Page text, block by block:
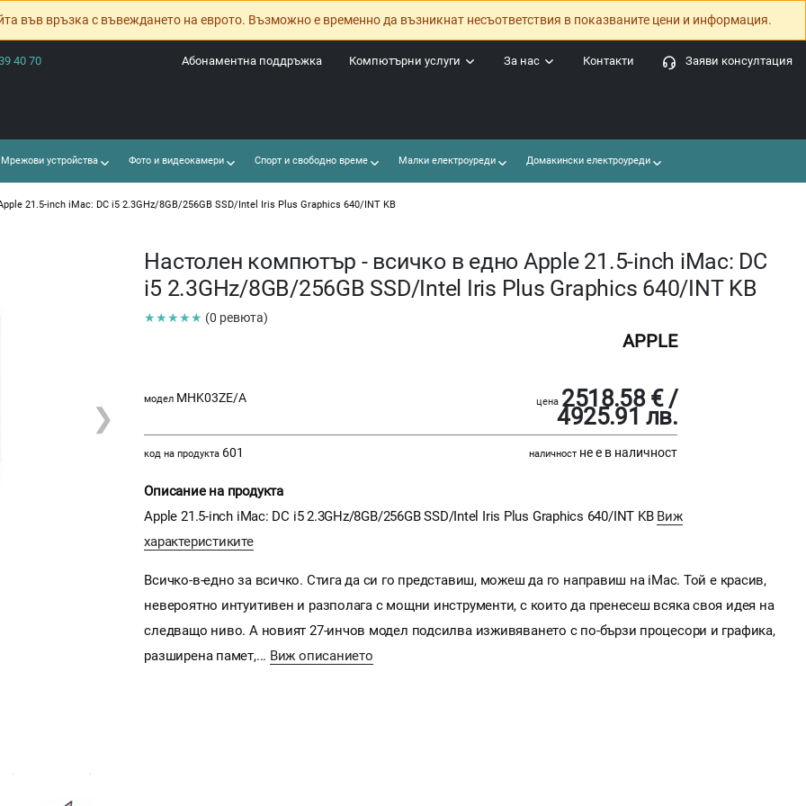
във връзка с въвеждането на еврото. Възможно е временно да възникнат несъответствия в показваните цени и информация.
40 70 Заяви консултация
Контакти
За нас
Компютърни услуги
Абонаментна поддръжка
устройства Фото и видеокамери Спорт и свободно време Малки електроуреди Домакински електроуреди
21.5-inch iMac: DC i5 2.3GHz/8GB/256GB SSD/Intel Iris Plus Graphics 640/INT KB
❯
Настолен компютър - всичко в едно Apple 21.5-inch iMac: DC
i5 2.3GHz/8GB/256GB SSD/Intel Iris Plus Graphics 640/INT KB
★★★★★ (0 ревюта)
APPLE
модел MHK03ZE/A цена 2518.58 € /
4925.91 лв.
код на продукта 601 наличност не е в наличност
Описание на продукта
Apple 21.5-inch iMac: DC i5 2.3GHz/8GB/256GB SSD/Intel Iris Plus Graphics 640/INT KB Виж
характеристиките
Всичко-в-едно за всичко. Стига да си го представиш, можеш да го направиш на iMac. Той е красив,
невероятно интуитивен и разполага с мощни инструменти, с които да пренесеш всяка своя идея на
следващо ниво. А новият 27-инчов модел подсилва изживяването с по-бързи процесори и графика,
разширена памет,... Виж описанието